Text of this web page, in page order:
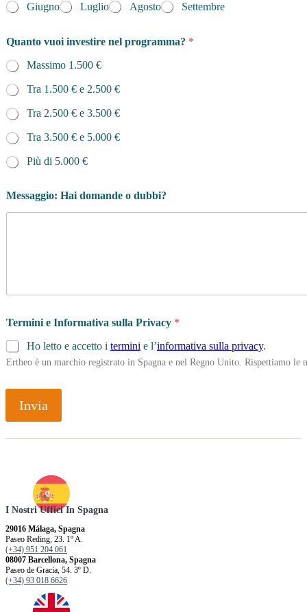
Giugno
Luglio Agosto Settembre
Quanto vuoi investire nel programma? *
Massimo 1.500 €
Tra 1.500 € e 2.500 €
Tra 2.500 € e 3.500 €
Tra 3.500 € e 5.000 €
Più di 5.000 €
Messaggio: Hai domande o dubbi?
Termini e Informativa sulla Privacy *
Ho letto e accetto i termini e l’informativa sulla privacy.
Ertheo è un marchio registrato in Spagna e nel Regno Unito. Rispettiamo
Invia
I Nostri Uffici In Spagna
29016 Málaga, Spagna
Paseo Reding, 23. 1º A.
(+34) 951 204 061
08007 Barcellona, ​​Spagna
Paseo de Gracia, 54. 3º D.
(+34) 93 018 6626